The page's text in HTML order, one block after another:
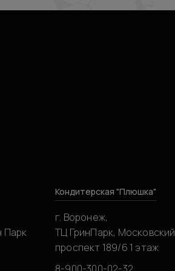
Парк
Кондитерская "Плюшка"
г. Воронеж,
ТЦ ГринПарк, Московский
проспект 189/6 1 этаж